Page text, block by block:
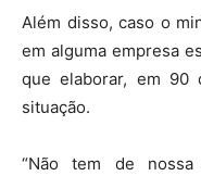
Além disso, caso o
em alguma empresa
que elaborar, em 90
situação.
“Não tem de